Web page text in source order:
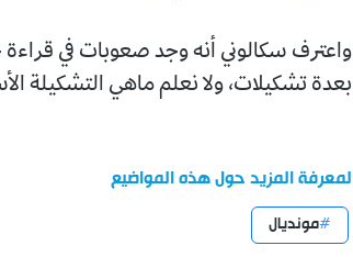
واعترف سكالوني أنه وجد صعوبات في
بعدة تشكيلات، ولا نعلم ماهي التشكيلة
لمعرفة المزيد حول هذه المواضيع
مونديال